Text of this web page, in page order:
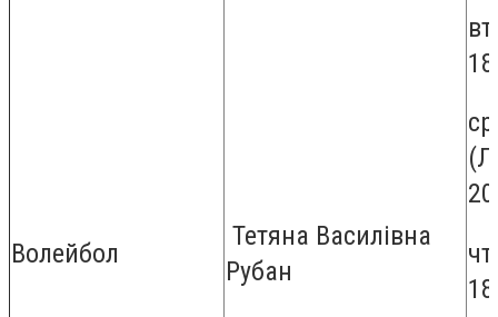
Волейбол
Тетяна Василівна
Рубан